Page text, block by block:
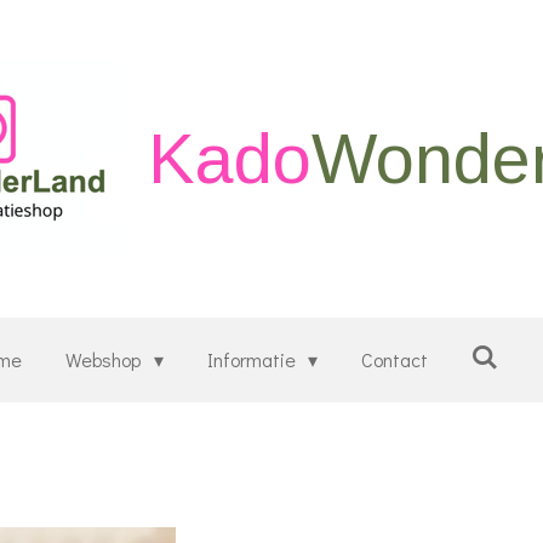
Kado
Webshop Informatie Contact